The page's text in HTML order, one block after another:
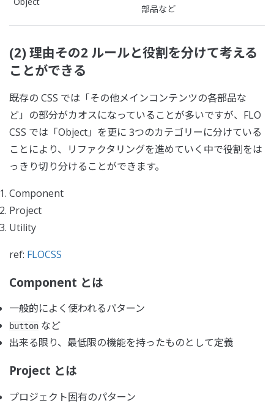
部品など
(2) 理由その2 ルールと役割を分けて考える
ことができる
既存の CSS では「その他メインコンテンツの各部品な
ど」の部分がカオスになっていることが多いですが、FLO
CSS では「Object」を更に 3つのカテゴリーに分けている
ことにより、リファクタリングを進めていく中で役割をは
っきり切り分けることができます。
Component
Project
Utility
ref: FLOCSS
Component とは
一般的によく使われるパターン
button など
出来る限り、最低限の機能を持ったものとして定義
Project とは
プロジェクト固有のパターン